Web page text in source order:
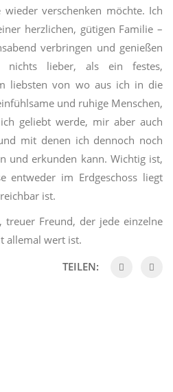
verschenken möchte. Ich
herzlichen, gütigen Familie –
verbringen und genießen
lieber, als ein festes,
liebsten von wo aus ich in die
und ruhige Menschen,
geliebt werde, mir aber auch
mit denen ich dennoch noch
und erkunden kann. Wichtig ist,
entweder im Erdgeschoss liegt
ist.
Freund, der jede einzelne
allemal wert ist.
TEILEN: